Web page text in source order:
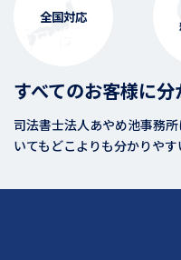
全国対応
すべてのお客様に
司法書士法人あやめ池事務
いてもどこよりも分かりや